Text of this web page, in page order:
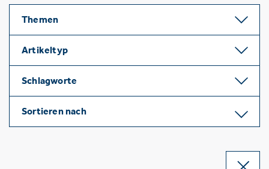
Themen
Artikeltyp
Schlagworte
Sortieren nach